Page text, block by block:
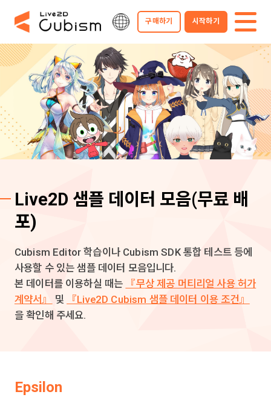
구매하기 시작하기
Live2D 샘플 데이터 모음(무료 배
포)
Cubism Editor 학습이나 Cubism SDK 통합 테스트 등에
사용할 수 있는 샘플 데이터 모음입니다.
본 데이터를 이용하실 때는
『무상 제공 머티리얼 사용 허가
계약서』
및
『Live2D Cubism 샘플 데이터 이용 조건』
을 확인해 주세요.
Epsilon